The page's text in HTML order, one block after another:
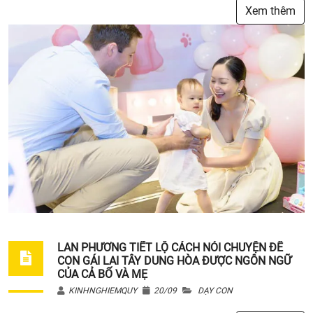
Xem thêm
LAN PHƯƠNG TIẾT LỘ CÁCH NÓI CHUYỆN ĐỂ
CON GÁI LAI TÂY DUNG HÒA ĐƯỢC NGÔN NGỮ
CỦA CẢ BỐ VÀ MẸ
KINHNGHIEMQUY 20/09 DẠY CON